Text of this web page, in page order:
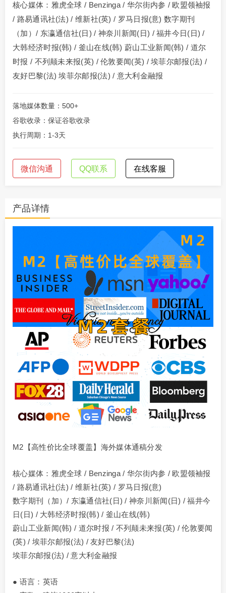
核心媒体：雅虎全球 / Benzinga / 华尔街内参 / 欧盟领袖报
/ 路易通讯社(法) / 维新社(英) / 罗马日报(意) 数字期刊
（加）/ 东瀛通信社(日) / 神奈川新闻(日) / 福井今日(日) /
大韩经济时报(韩) / 釜山在线(韩) 蔚山工业新闻(韩) / 道尔
时报 / 不列颠未来报(英) / 伦敦要闻(英) / 埃菲尔邮报(法) /
友好巴黎(法) 埃菲尔邮报(法) / 意大利金融报
落地媒体数量：500+
谷歌收录：保证谷歌收录
执行周期：1-3天
微信沟通 QQ联系 在线客服
产品详情
M2【高性价比全球覆盖】海外媒体通稿分发
核心媒体：雅虎全球 / Benzinga / 华尔街内参 / 欧盟领袖报
/ 路易通讯社(法) / 维新社(英) / 罗马日报(意)
数字期刊（加）/ 东瀛通信社(日) / 神奈川新闻(日) / 福井今
日(日) / 大韩经济时报(韩) / 釜山在线(韩)
蔚山工业新闻(韩) / 道尔时报 / 不列颠未来报(英) / 伦敦要闻
(英) / 埃菲尔邮报(法) / 友好巴黎(法)
埃菲尔邮报(法) / 意大利金融报
● 语言：英语